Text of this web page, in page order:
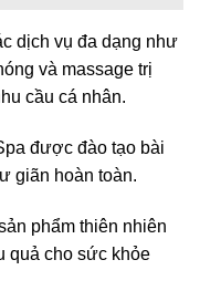
dịch vụ đa dạng như
và massage trị
cầu cá nhân.
được đào tạo bài
giãn hoàn toàn.
phẩm thiên nhiên
quả cho sức khỏe